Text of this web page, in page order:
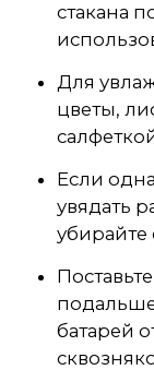
стакана
Для
цветы,
Если
увядать
батарей